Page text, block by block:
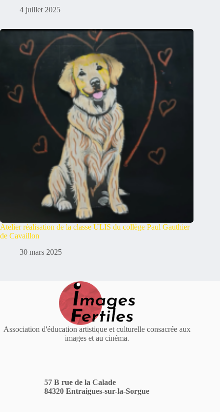
4 juillet 2025
Atelier réalisation de la classe ULIS du collège Paul Gauthier
de Cavaillon
30 mars 2025
Association d'éducation artistique et culturelle consacrée aux
images et au cinéma.
57 B rue de la Calade
84320 Entraigues-sur-la-Sorgue